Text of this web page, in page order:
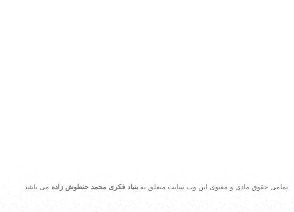
تمامی حقوق مادی و معنوی این وب سایت متعلق به بنیاد فکری محمد حنطوش زاده می باشد.